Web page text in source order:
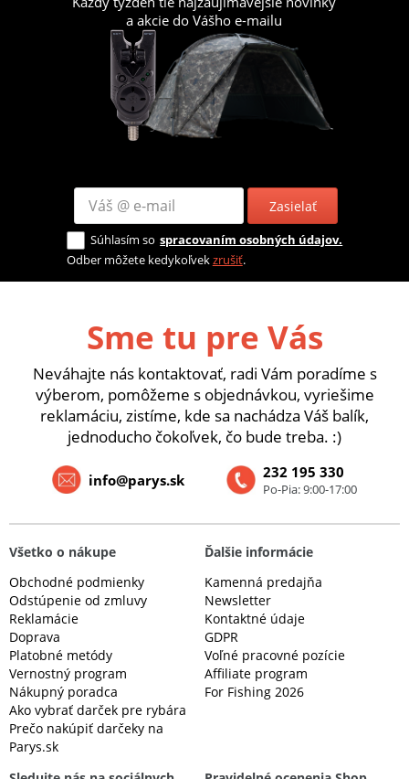
a akcie do Vášho e-mailu
Zasielať
Súhlasím so spracovaním osobných údajov.
Odber môžete kedykoľvekzrušiť.
Sme tu pre Vás
Neváhajte nás kontaktovať, radi Vám poradíme s
výberom, pomôžeme s objednávkou, vyriešime
reklamáciu, zistíme, kde sa nachádza Váš balík,
jednoducho čokoľvek, čo bude treba. :)
232 195 330
Po-Pia: 9:00-17:00
info@parys.sk
Všetko o nákupe
Obchodné podmienky
Odstúpenie od zmluvy
Reklamácie
Doprava
Platobné metódy
Vernostný program
Nákupný poradca
Ako vybrať darček pre rybára
Prečo nakúpiť darčeky na
Parys.sk
Ďalšie informácie
Kamenná predajňa
Newsletter
Kontaktné údaje
GDPR
Voľné pracovné pozície
Affiliate program
For Fishing 2026